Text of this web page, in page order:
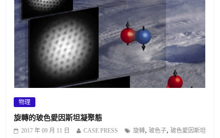
物理
旋轉的玻色愛因斯坦凝聚態
2017 年 09 月 11 日 CASE PRESS 旋轉,玻色子,玻色愛因斯坦